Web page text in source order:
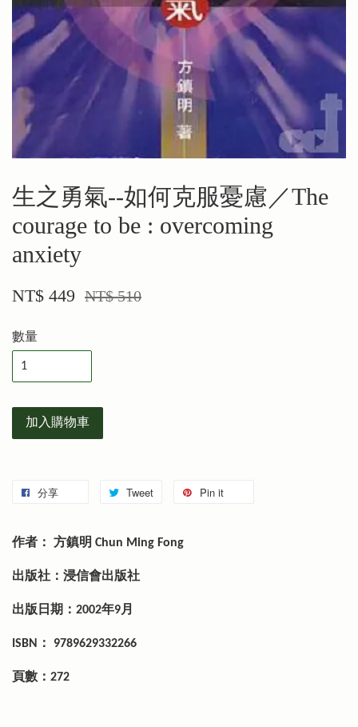
生之勇氣--如何克服憂慮／The
courage to be : overcoming
anxiety
NT$ 449 NT$ 510
數量
加入購物車
分享 Tweet Pin it
作者： 方鎮明 Chun Ming Fong
出版社：浸信會出版社
出版日期：2002年9月
ISBN： 9789629332266
頁數：272